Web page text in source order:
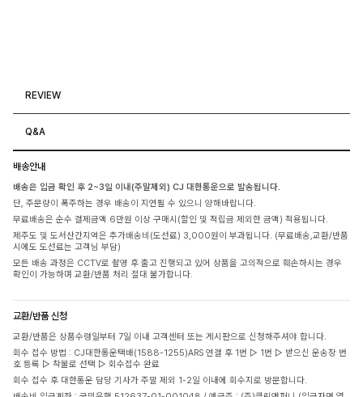
REVIEW
Q&A
배송안내
배송은 입금 확인 후 2~3일 이내(주말제외) CJ 대한통운으로 발송됩니다.
단, 주문량이 폭주하는 경우 배송이 지연될 수 있으니 양해바랍니다.
무료배송은 순수 결제금액 6만원 이상 구매시(할인 및 적립금 제외한 금액) 적용됩니다.
제주도 및 도서산간지역은 추가배송비(도선료) 3,000원이 부과됩니다. (무료배송,교환/반품
시에도 도선료는 고객님 부담)
모든 배송 과정은 CCTV로 촬영 후 출고 진행되고 있어 상품을 고의적으로 훼손하시는 경우
확인이 가능하며 교환/반품 처리 절대 불가합니다.
교환/반품 신청
교환/반품은 상품수령일부터 7일 이내 고객센터 또는 게시판으로 신청해주셔야 합니다.
회수 접수 방법 : CJ대한통운택배(1588-1255)ARS 연결 후 1번 ▷ 1번 ▷ 받으신 운송장 번
호 등록 ▷ 착불로 선택 ▷ 회수접수 완료
회수 접수 후 대한통운 담당 기사가 주말 제외 1-2일 이내에 회수지로 방문합니다.